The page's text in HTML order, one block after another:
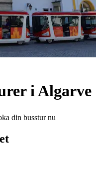
i Algarve
din busstur nu